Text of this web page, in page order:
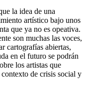
la idea de una
artístico bajo unos
que ya no es opeativa.
son muchas las voces,
cartografías abiertas,
en el futuro se podrán
los artistas que
contexto de crisis social y